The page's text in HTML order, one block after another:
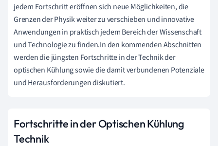
jedem Fortschritt eröffnen sich neue Möglichkeiten, die
Grenzen der Physik weiter zu verschieben und innovative
Anwendungen in praktisch jedem Bereich der Wissenschaft
und Technologie zu finden.In den kommenden Abschnitten
werden die jüngsten Fortschritte in der Technik der
optischen Kühlung sowie die damit verbundenen Potenziale
und Herausforderungen diskutiert.
Fortschritte in der Optischen Kühlung
Technik